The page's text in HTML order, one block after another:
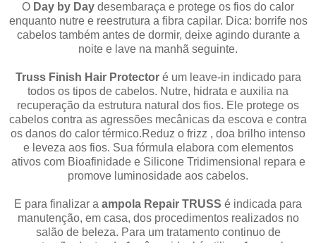
O Day by Day desembaraça e protege os fios do calor
enquanto nutre e reestrutura a fibra capilar. Dica: borrife nos
cabelos também antes de dormir, deixe agindo durante a
noite e lave na manhã seguinte.
Truss Finish Hair Protectoré um leave-in indicado para
todos os tipos de cabelos. Nutre, hidrata e auxilia na
recuperação da estrutura natural dos fios. Ele protege os
cabelos contra as agressões mecânicas da escova e contra
os danos do calor térmico.Reduz o frizz , doa brilho intenso
e leveza aos fios. Sua fórmula elabora com elementos
ativos com Bioafinidade e Silicone Tridimensional repara e
promove luminosidade aos cabelos.
E para finalizar a ampola Repair TRUSS é indicada para
manutenção, em casa, dos procedimentos realizados no
salão de beleza. Para um tratamento continuo de